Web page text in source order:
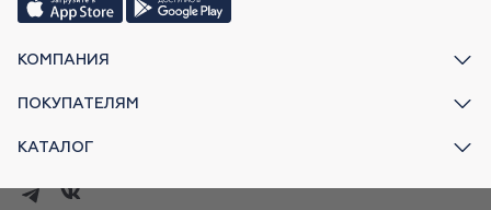
КОМПАНИЯ
ПОКУПАТЕЛЯМ
КАТАЛОГ